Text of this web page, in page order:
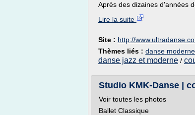
Après des dizaines d'années
Lire la suite
Site : http://
Thèmes liés : danse
danse jazz et moderne /
Studio KMK-Danse |
Voir toutes les photos
Ballet Classique